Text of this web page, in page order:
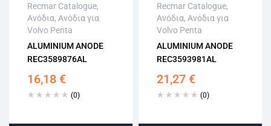
Recmar Catalogue,
Ανόδια, Ανόδια για
Volvo Penta
ALUMINIUM ANODE
REC3589876AL
16,18 €
(0)
Άμεση αποστολή
15 εργάσιμων
Αγορά χωρίς
εγγραφή
Recmar Catalogue,
Ανόδια, Ανόδια για
Volvo Penta
ALUMINIUM ANODE
REC3593981AL
21,27 €
(0)
Άμεση αποστολή
15 εργάσιμων
Αγορά χωρίς
εγγραφή